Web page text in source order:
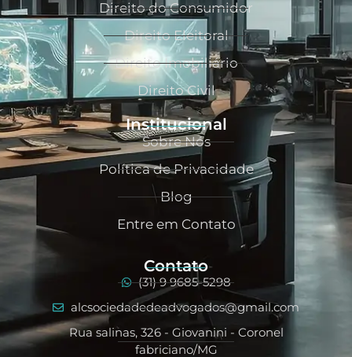
Direito do Consumidor
Direito Eleitoral
Direito Imobiliário
Direito Civil
Institucional
Sobre Nós
Política de Privacidade
Blog
Entre em Contato
Contato
(31) 9 9685-5298
alcsociedadedeadvogados@gmail.com
Rua salinas, 326 - Giovanini - Coronel
fabriciano/MG